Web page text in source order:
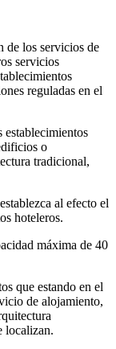
de los servicios de
servicios
reguladas en el
establecimientos
o
tradicional,
al efecto el
hoteleros.
máxima de 40
que estando en el
de alojamiento,
localizan.